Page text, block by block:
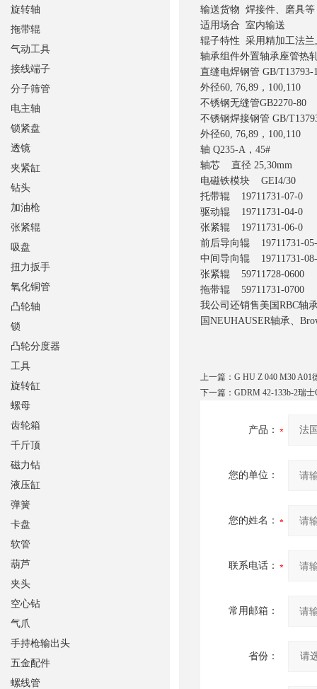
输送货物 焊接件、磨具等
适用场合 室内输送
辊子特性 采用精加工法
轴承组件外置轴承座管热
直缝电焊钢管 GB/T13793-
外径60, 76,89，100,110
不锈钢无缝管GB2270-80
不锈钢焊接钢管 GB/
外径60, 76,89，100,110
轴 Q235-A，45#
轴芯 直径 25,30mm
电磁铁模块 GEI4/30
托带辊 19711731-07-0
驱动辊 19711731-04-0
张紧辊 19711731-06-0
前后导向辊 19711731-
中间导向辊 19711731-
张紧辊 59711728-0600
拖带辊
我公司还销售美国RBC轴
国NEUHAUSER轴承、
上一篇： G HU Z 040 M30 A01
下一篇： GDRM 42-133b-2瑞
产品：
您的单位：
您的姓名：
联系电话：
常用邮箱：
省份：
旋转轴
拖带辊
气动工具
接线端子
分子筛管
电主轴
锁紧盘
透镜
夹紧缸
钻头
加油枪
张紧辊
吸盘
扭力扳手
氧化铜管
凸轮轴
锁
凸轮分度器
工具
旋转缸
螺母
齿轮箱
千斤顶
磁力钻
液压缸
弹簧
卡盘
软管
葫芦
夹头
空心钻
气爪
手持枪输出头
五金配件
螺线管